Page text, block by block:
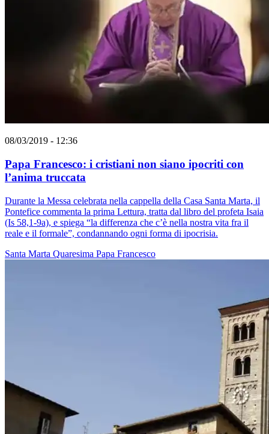
08/03/2019 - 12:36
Papa Francesco: i cristiani non siano ipocriti con
l’anima truccata
Durante la Messa celebrata nella cappella della Casa Santa Marta, il
Pontefice commenta la prima Lettura, tratta dal libro del profeta Isaia
(Is 58,1-9a), e spiega “la differenza che c’è nella nostra vita fra il
reale e il formale”, condannando ogni forma di ipocrisia.
Santa Marta Quaresima Papa Francesco